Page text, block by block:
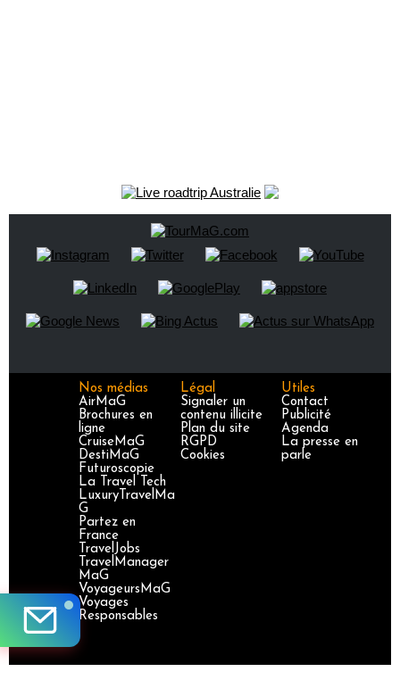
Nos médias
AirMaG
Brochures en
ligne
CruiseMaG
DestiMaG
Futuroscopie
La Travel Tech
LuxuryTravelMa
G
Partez en
France
TravelJobs
TravelManager
MaG
VoyageursMaG
Voyages
Responsables
Légal
Signaler un
contenu illicite
Plan du site
RGPD
Cookies
Utiles
Contact
Publicité
Agenda
La presse en
parle